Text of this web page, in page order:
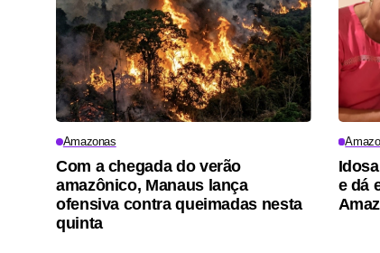
Amazonas
Com a chegada do verão
amazônico, Manaus lança
ofensiva contra queimadas nesta
quinta
e dá